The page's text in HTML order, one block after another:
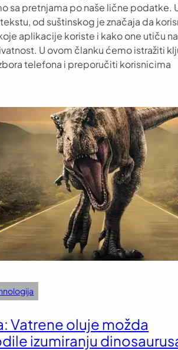
sa pretnjama po naše lične podatke.
od suštinskog je značaja da
aplikacije koriste i kako one utiču na
U ovom članku ćemo istražiti
telefona i preporučiti korisnicima
Vatrene oluje možda
izumiranju